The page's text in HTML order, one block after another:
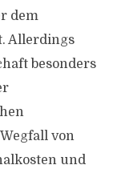
dem
Allerdings
besonders
von
und